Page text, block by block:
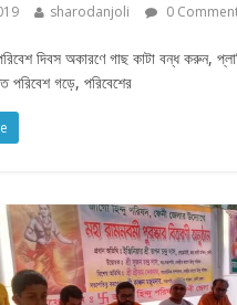
sharodanjoli 0
দিবস অকারণে গাছ কাটা বন্ধ করুন,
গড়ে, পরিবেশের